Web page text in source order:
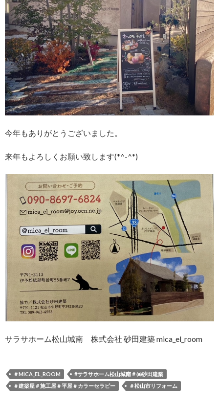
今年もありがとうございました。
来年もよろしくお願い致します(*^-^*)
サラサホーム松山城南 株式会社 砂田建築 mica_el_room
＃MICA_EL_ROOM
#サラサホーム松山城南＃㈱砂田建築
＃建築屋＃施工屋＃平屋＃カラーセラピー
＃松山市リフォーム